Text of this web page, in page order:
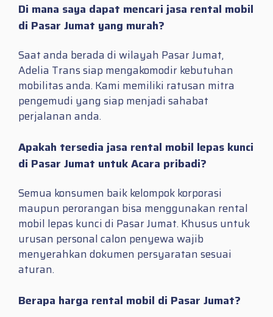
Di mana saya dapat mencari jasa rental mobil
di Pasar Jumat yang murah?
Saat anda berada di wilayah Pasar Jumat,
Adelia Trans siap mengakomodir kebutuhan
mobilitas anda. Kami memiliki ratusan mitra
pengemudi yang siap menjadi sahabat
perjalanan anda.
Apakah tersedia jasa rental mobil lepas kunci
di Pasar Jumat untuk Acara pribadi?
Semua konsumen baik kelompok korporasi
maupun perorangan bisa menggunakan rental
mobil lepas kunci di Pasar Jumat. Khusus untuk
urusan personal calon penyewa wajib
menyerahkan dokumen persyaratan sesuai
aturan.
Berapa harga rental mobil di Pasar Jumat?